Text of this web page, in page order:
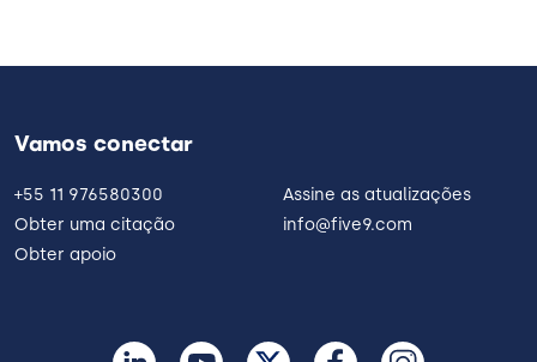
Vamos conectar
+55 11 976580300
Obter uma citação
Obter apoio
Assine as atualizações
info@five9.com